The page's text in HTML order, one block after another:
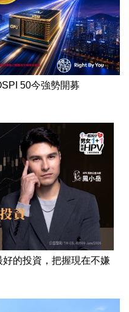
50今強勢開募
的投資，把握現在不嫌